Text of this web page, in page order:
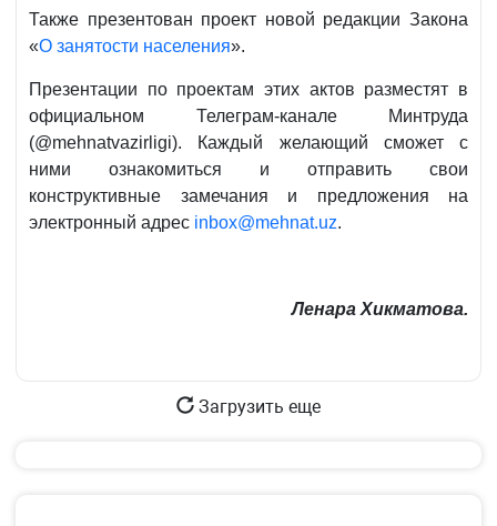
Также презентован проект новой редакции Закона
«О занятости населения».
Презентации по проектам этих актов разместят в
официальном Телеграм-канале Минтруда
(@mehnatvazirligi). Каждый желающий сможет с
ними ознакомиться и отправить свои
конструктивные замечания и предложения на
электронный адрес inbox@mehnat.uz.
Ленара Хикматова.
Загрузить еще